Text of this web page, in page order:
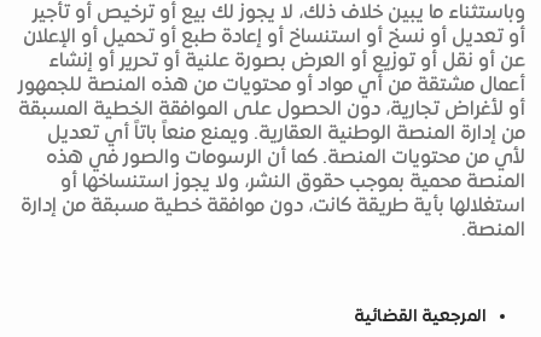
وباستثناء ما يبين خلاف ذلك، لا يجوز لك بيع أو ترخيص أو تأجير
أو تعديل أو نسخ أو استنساخ أو إعادة طبع أو تحميل أو الإعلان
عن أو نقل أو توزيع أو العرض بصورة علنية أو تحرير أو إنشاء
أعمال مشتقة من أي مواد أو محتويات من هذه المنصة للجمهور
أو لأغراض تجارية، دون الحصول على الموافقة الخطية المسبقة
من إدارة المنصة الوطنية العقارية. ويمنع منعاً باتاً أي تعديل
لأي من محتويات المنصة. كما أن الرسومات والصور في هذه
المنصة محمية بموجب حقوق النشر، ولا يجوز استنساخها أو
استغلالها بأية طريقة كانت، دون موافقة خطية مسبقة من إدارة
المنصة.
المرجعية القضائية